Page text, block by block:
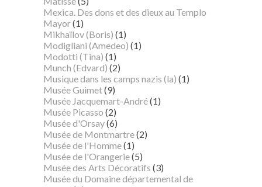
Mexica. Des dons et des dieux au Templo
Mayor(1)
Mikhaïlov (Boris) (1)
Modigliani (Amedeo) (1)
Modotti (Tina) (1)
Munch (Edvard) (2)
Musique dans les camps nazis (la) (1)
Musée Guimet(9)
Musée Jacquemart-André(1)
Musée Picasso (2)
Musée d'Orsay(6)
Musée de Montmartre(2)
Musée de l'Homme(1)
Musée de l'Orangerie(5)
Musée des Arts Décoratifs (3)
Musée du Domaine départemental de